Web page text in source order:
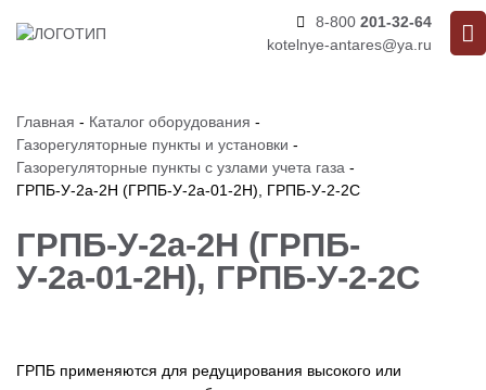
8-800 201-32-64
kotelnye-antares@ya.ru
Главная - Каталог оборудования -
Газорегуляторные пункты и установки -
Газорегуляторные пункты с узлами учета газа -
ГРПБ-У-2а-2Н (ГРПБ-У-2а-01-2Н), ГРПБ-У-2-2С
ГРПБ-У-2а-2Н (ГРПБ-
У-2а-01-2Н), ГРПБ-У-2-2С
ГРПБ применяются для редуцирования высокого или